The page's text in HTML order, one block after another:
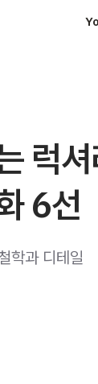
럭
6선
학과 디테일